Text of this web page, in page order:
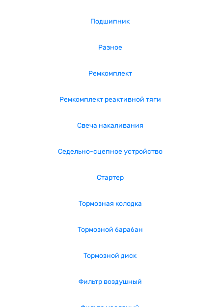
Подшипник
Разное
Ремкомплект
Ремкомплект реактивной тяги
Свеча накаливания
Седельно-сцепное устройство
Стартер
Тормозная колодка
Тормозной барабан
Тормозной диск
Фильтр воздушный